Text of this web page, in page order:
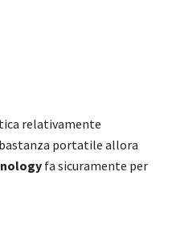
relativamente
portatile allora
fa sicuramente per